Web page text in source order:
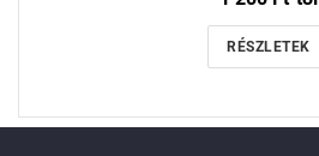
RÉSZLETEK